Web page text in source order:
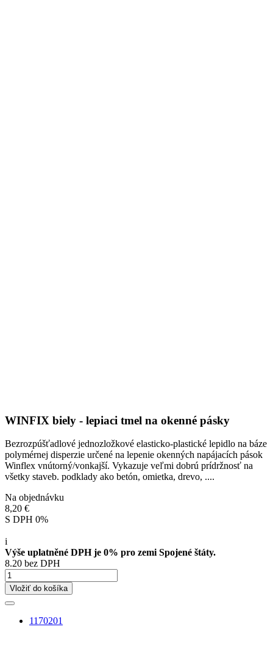
WINFIX biely - lepiaci tmel na okenné pásky
Bezrozpúšťadlové jednozložkové elasticko-plastické lepidlo na báze
polymérnej disperzie určené na lepenie okenných napájacích pások
Winflex vnútorný/vonkajší. Vykazuje veľmi dobrú prídržnosť na
všetky staveb. podklady ako betón, omietka, drevo, ....
Na objednávku
8,20 €
S DPH 0%
i
Výše uplatněné DPH je 0% pro zemi Spojené štáty.
8.20 bez DPH
Vložiť do košíka
1170201